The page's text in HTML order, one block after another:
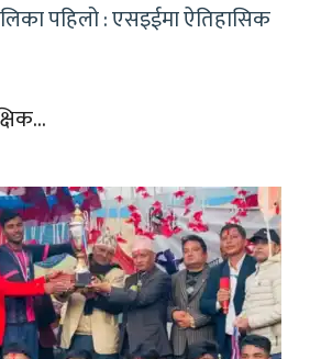
पहिलो : एसइईमा ऐतिहासिक